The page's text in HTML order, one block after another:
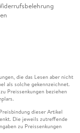
die das Lesen aber nicht
als solche gekennzeichnet.
Preissenkungen beziehen
dieser Artikel
Die jeweils zutreffende
zu Preissenkungen